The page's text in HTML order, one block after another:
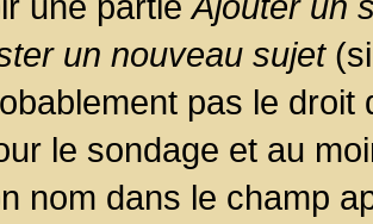
un nouveau sujet(si
pas le
le sondage et au
nom dans le champ